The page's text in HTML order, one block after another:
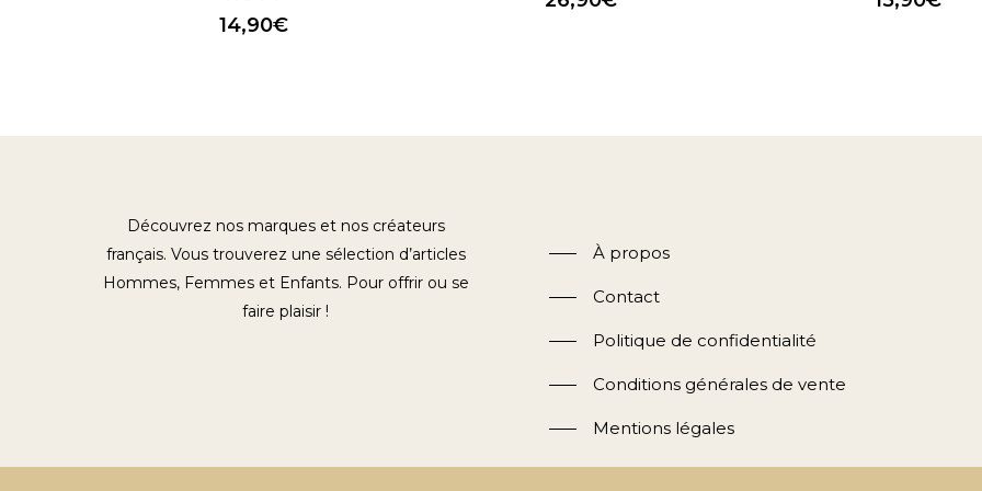
14,90€
Découvrez nos marques et nos créateurs
français. Vous trouverez une sélection d’articles
Hommes, Femmes et Enfants. Pour offrir ou se
faire plaisir !
À propos
Contact
Politique de confidentialité
Conditions générales de vente
Mentions légales